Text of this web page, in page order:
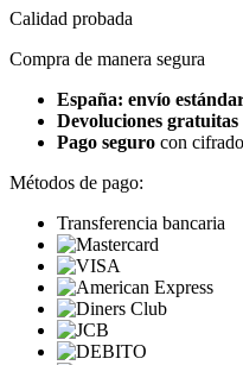
Calidad probada
Compra de manera segura
España: envío
Devoluciones gratuitas
Pago seguro con
Métodos de pago:
Transferencia bancaria